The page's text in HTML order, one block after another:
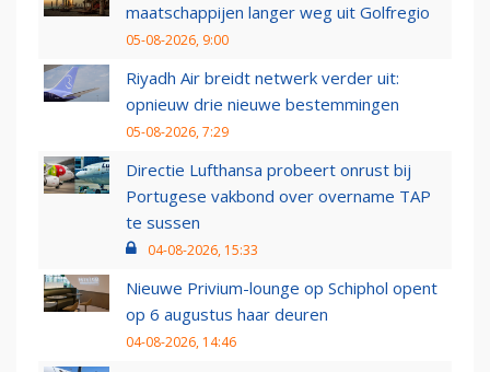
maatschappijen langer weg uit Golfregio
05-08-2026, 9:00
Riyadh Air breidt netwerk verder uit:
opnieuw drie nieuwe bestemmingen
05-08-2026, 7:29
Directie Lufthansa probeert onrust bij
Portugese vakbond over overname TAP
te sussen
04-08-2026, 15:33
Nieuwe Privium-lounge op Schiphol opent
op 6 augustus haar deuren
04-08-2026, 14:46